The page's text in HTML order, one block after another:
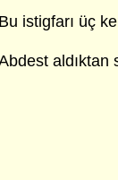
Bu istigfarı üç
aldıktan